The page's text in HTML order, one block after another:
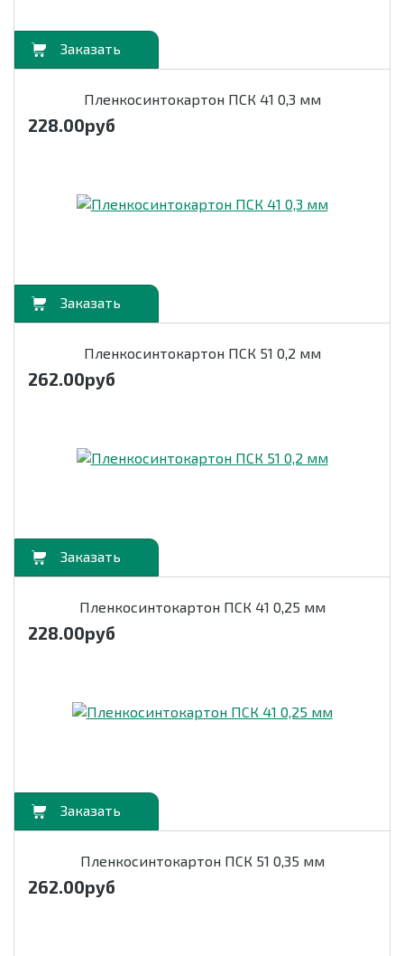
Пленкосинтокартон ПСК 41 0,3 мм
228.00руб
Пленкосинтокартон ПСК 51 0,2 мм
262.00руб
Пленкосинтокартон ПСК 41 0,25 мм
228.00руб
Пленкосинтокартон ПСК 51 0,35 мм
262.00руб